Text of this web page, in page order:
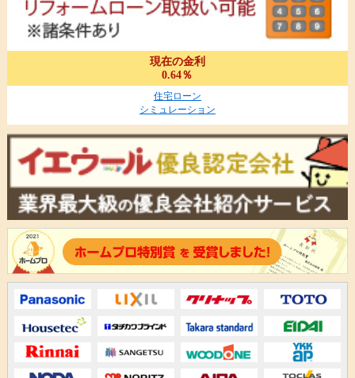
現在の金利
0.64％
住宅ローン
シミュレーション